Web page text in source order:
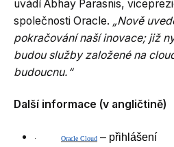
uvádí Abhay Parasnis,
společnosti Oracle. „Nově
pokračování naší inovace; již
budou služby založené na
budoucnu.“
Další informace (v angličtině)
· Oracle Cloud – přihlášení